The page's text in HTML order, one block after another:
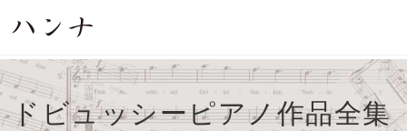
ドビュッシーピアノ作品全集